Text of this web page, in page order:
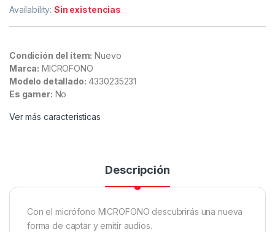
Availability:Sin existencias
Condición del ítem: Nuevo
Marca: MICROFONO
Modelo detallado: 4330235231
Es gamer: No
Ver más caracteristicas
Descripción
Con el micrófono MICROFONO descubrirás una nueva
forma de captar y emitir audios.